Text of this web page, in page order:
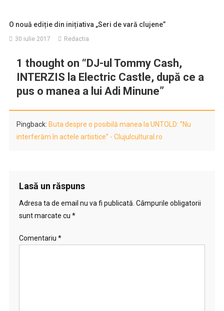
O nouă ediție din inițiativa „Seri de vară clujene”
30 iulie 2017 Redactia
1 thought on “DJ-ul Tommy Cash,
INTERZIS la Electric Castle, după ce a
pus o manea a lui Adi Minune”
Pingback: Buta despre o posibilă manea la UNTOLD: ”Nu
interferăm în actele artistice” - Clujulcultural.ro
Lasă un răspuns
Adresa ta de email nu va fi publicată. Câmpurile obligatorii
sunt marcate cu *
Comentariu *